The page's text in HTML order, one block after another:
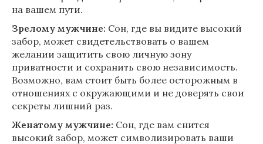
на вашем пути.
Зрелому мужчине: Сон, где вы видите высокий
забор, может свидетельствовать о вашем
желании защитить свою личную зону
приватности и сохранить свою независимость.
Возможно, вам стоит быть более осторожным в
отношениях с окружающими и не доверять свои
секреты лишний раз.
Женатому мужчине: Сон, где вам снится
высокий забор, может символизировать ваши